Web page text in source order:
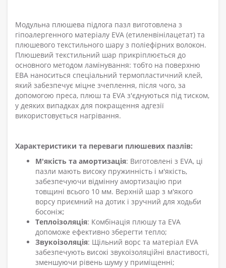
Модульна плюшева підлога пазл виготовлена ​​з
гіпоалергенного матеріалу EVA (етиленвінілацетат) та
плюшевого текстильного шару з поліефірних волокон.
Плюшевий текстильний шар прикріплюється до
основного методом ламінування: тобто на поверхню
ЕВА наноситься спеціальний термопластичний клей,
який забезпечує міцне зчеплення, після чого, за
допомогою преса, плюш та EVA з'єднуються під тиском,
у деяких випадках для покращення адгезії
використовується нагрівання.
Характеристики та переваги плюшевих пазлів:
М'якість та амортизація: Виготовлені з EVA, ці
пазли мають високу пружинність і м'якість,
забезпечуючи відмінну амортизацію при
товщині всього 10 мм. Верхній шар з м'якого
ворсу приємний на дотик і зручний для ходьби
босоніж;
Теплоізоляція: Комбінація плюшу та EVA
допоможе ефективно зберегти тепло;
Звукоізоляція: Щільний ворс та матеріал EVA
забезпечують високі звукоізоляційні властивості,
зменшуючи рівень шуму у приміщенні;